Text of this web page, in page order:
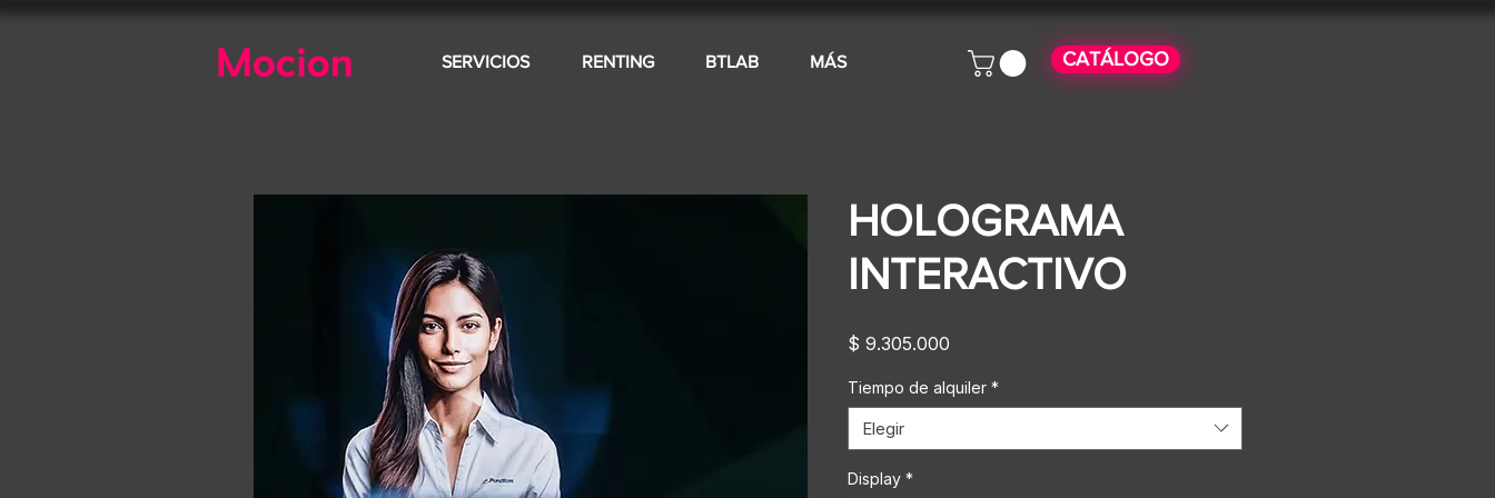
SERVICIOS RENTING BTLAB MÁS CATÁLOGO
HOLOGRAMA
INTERACTIVO
$ 9.305.000
Tiempo de alquiler *
Elegir
Display *